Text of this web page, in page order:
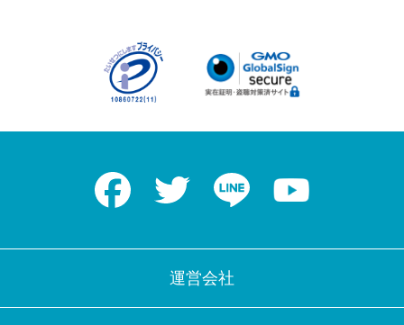
Facebook Twitter LINE
運営会社